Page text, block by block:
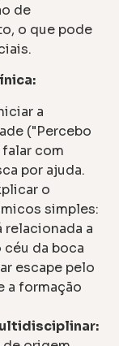
de
o que pode
a
("Percebo
com
por ajuda.
o
simples:
relacionada a
da boca
escape pelo
a formação